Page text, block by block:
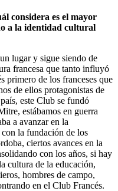
considera es el mayor
a la identidad cultural
lugar y sigue siendo de
francesa que tanto influyó
primero de los franceses que
de ellos protagonistas de
este Club se fundó
estábamos en guerra
a avanzar en la
la fundación de los
ciertos avances en la
con los años, si hay
cultura de la educación,
hombres de campo,
en el Club Francés.